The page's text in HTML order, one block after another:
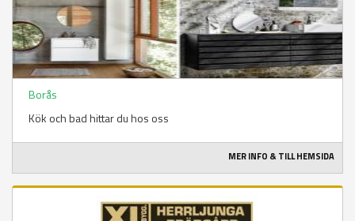
Borås
Kök och bad hittar du hos oss
MER INFO & TILL HEMSIDA